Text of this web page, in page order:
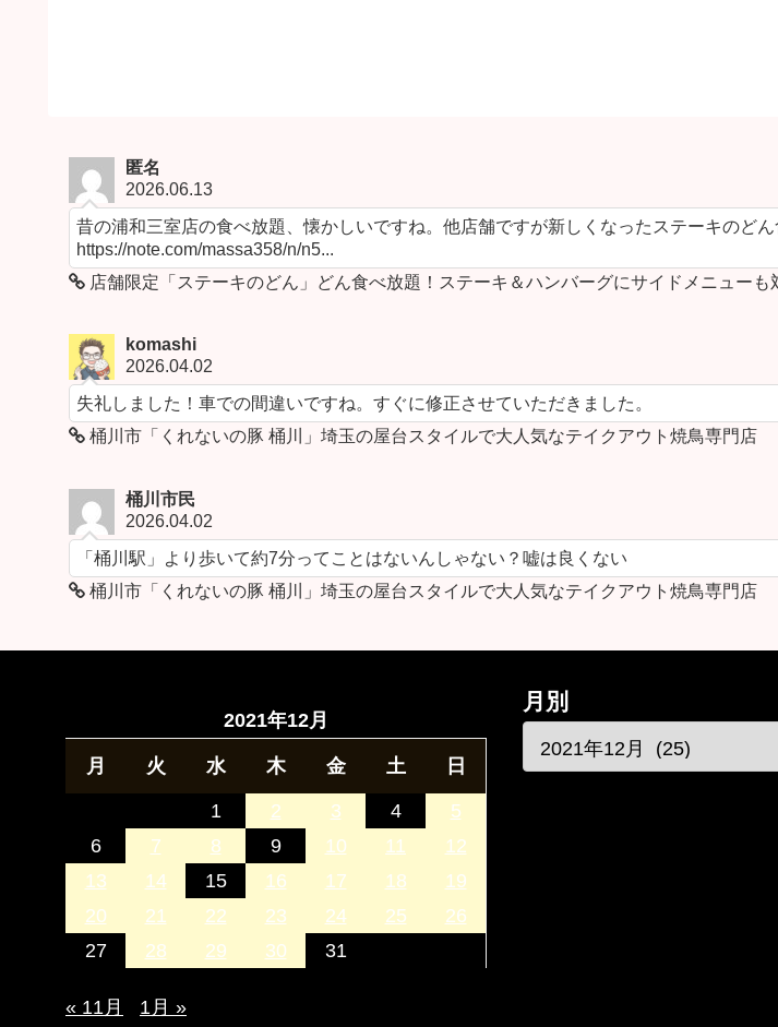
匿名
2026.06.13
昔の浦和三室店の食べ放題、懐かしいですね。他店舗ですが新しくなったステーキのど
https://note.com/massa358/n/n5...
店舗限定「ステーキのどん」どん食べ放題！ステーキ＆ハンバーグにサイドメニューも
komashi
2026.04.02
失礼しました！車での間違いですね。すぐに修正させていただきました。
桶川市「くれないの豚 桶川」埼玉の屋台スタイルで大人気なテイクアウト焼鳥専門店
桶川市民
2026.04.02
「桶川駅」より歩いて約7分ってことはないんしゃない？嘘は良くない
桶川市「くれないの豚 桶川」埼玉の屋台スタイルで大人気なテイクアウト焼鳥専門店
2021年12月
月 火 水 木 金 土 日
1 2 3 4
5
6
7 8 9 10 11
12
13
14 15 16 17 18
19
20
21 22 23 24 25
26
27
28 29 30 31
« 11月 1月 »
月別